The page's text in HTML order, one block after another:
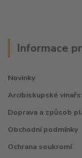
Informace
Novinky
Arcibiskupské
Doprava a způsob
Obchodní podmínky
Ochrana soukromí